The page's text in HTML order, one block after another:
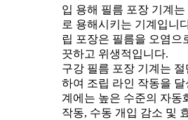
입 용해 필름 포장 기계
로 용해시키는 기계입니
립 포장은 필름을 오염으
끗하고 위생적입니다.
구강 필름 포장 기계는
하여 조립 라인 작동을 달
계에는 높은 수준의 자동
작동, 수동 개입 감소 및